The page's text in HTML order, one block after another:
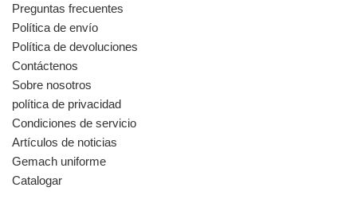
Preguntas frecuentes
Política de envío
Política de devoluciones
Contáctenos
Sobre nosotros
política de privacidad
Condiciones de servicio
Artículos de noticias
Gemach uniforme
Catalogar